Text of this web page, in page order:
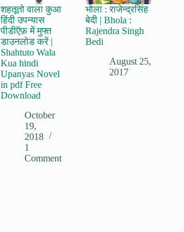
शहतूतो वाला कुआ
हिंदी उपन्यास
पीडीऍफ़ में मुफ्त
डाउनलोड करें |
Shahtuto Wala
Kua hindi
Upanyas Novel
in pdf Free
Download
October
19,
2018
1
Comment
भोला : राजेन्द्रसिंह
बेदी | Bhola :
Rajendra Singh
Bedi
August 25,
2017